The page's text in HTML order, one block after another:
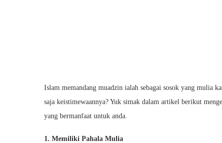
Islam memandang muadzin ialah sebagai sosok yang mulia
saja keistimewaannya? Yuk simak dalam artikel berikut
yang bermanfaat untuk anda.
1. Memiliki Pahala Mulia